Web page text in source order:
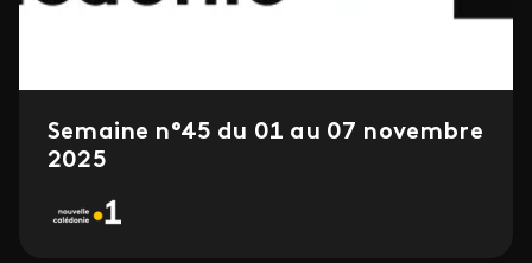
Semaine n°45 du 01 au 07 novembre
2025